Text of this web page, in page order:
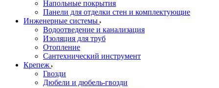
Напольные покрытия
Панели для отделки стен и комплектующие
Инженерные системы
Водоотведение и канализация
Изоляция для труб
Отопление
Сантехнический инструмент
Крепеж
Гвозди
Дюбели и дюбель-гвозди